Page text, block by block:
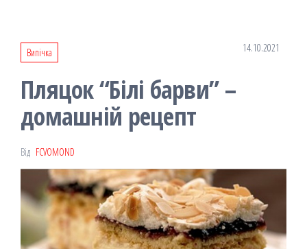
Випічка 14.10.2021
Пляцок “Білі барви” –
домашній рецепт
Від FCVOMOND